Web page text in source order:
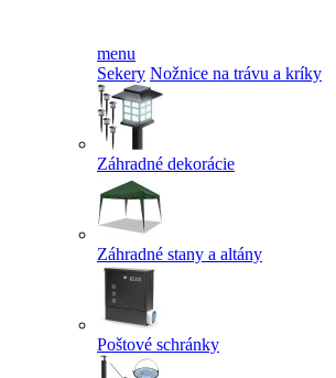
menu
Sekery Nožnice na trávu a kríky
Záhradné dekorácie
Záhradné stany a altány
Poštové schránky